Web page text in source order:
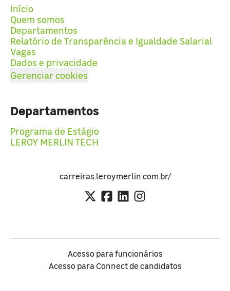
Início
Quem somos
Departamentos
Relatório de Transparência e Igualdade Salarial
Vagas
Dados e privacidade
Gerenciar cookies
Departamentos
Programa de Estágio
LEROY MERLIN TECH
carreiras.leroymerlin.com.br/
Acesso para funcionários
Acesso para Connect de candidatos